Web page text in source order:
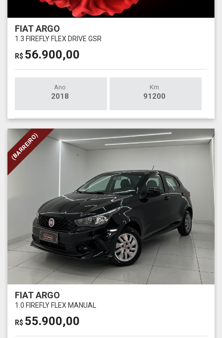
FIAT ARGO
1.3 FIREFLY FLEX DRIVE GSR
R$ 56.900,00
Ano
2018
Km
91200
(BARREIRO)
FIAT ARGO
1.0 FIREFLY FLEX MANUAL
R$ 55.900,00